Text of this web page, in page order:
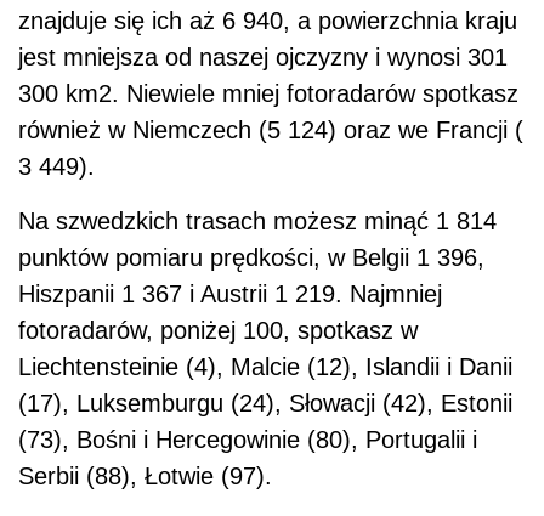
znajduje się ich aż 6 940, a powierzchnia kraju
jest mniejsza od naszej ojczyzny i wynosi 301
300 km2. Niewiele mniej fotoradarów spotkasz
również w Niemczech (5 124) oraz we Francji (
3 449).
Na szwedzkich trasach możesz minąć 1 814
punktów pomiaru prędkości, w Belgii 1 396,
Hiszpanii 1 367 i Austrii 1 219. Najmniej
fotoradarów, poniżej 100, spotkasz w
Liechtensteinie (4), Malcie (12), Islandii i Danii
(17), Luksemburgu (24), Słowacji (42), Estonii
(73), Bośni i Hercegowinie (80), Portugalii i
Serbii (88), Łotwie (97).